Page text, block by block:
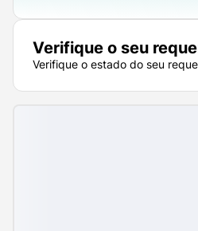
Verifique o seu
Verifique o estado do seu